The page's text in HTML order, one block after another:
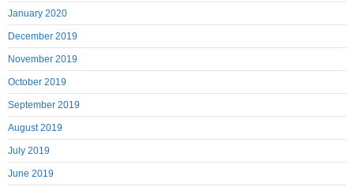
January 2020
December 2019
November 2019
October 2019
September 2019
August 2019
July 2019
June 2019